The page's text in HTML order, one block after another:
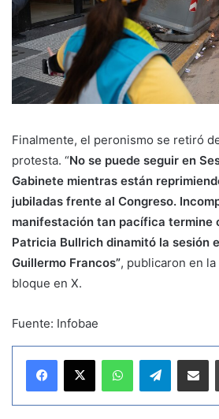
Finalmente, el peronismo se retiró
protesta. “No se puede seguir en
Gabinete mientras están
jubiladas frente al Congreso.
manifestación tan pacífica termine
Patricia Bullrich dinamitó la sesión
Guillermo Francos”, publicaron en
bloque en X.
Fuente: Infobae
Telegram